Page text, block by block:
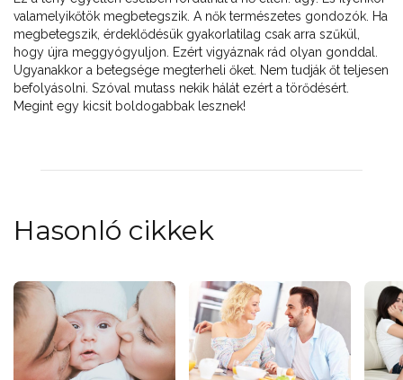
valamelyikőtök megbetegszik. A nők természetes gondozók. Ha
megbetegszik, érdeklődésük gyakorlatilag csak arra szűkül,
hogy újra meggyógyuljon. Ezért vigyáznak rád olyan gonddal.
Ugyanakkor a betegsége megterheli őket. Nem tudják őt teljesen
befolyásolni. Szóval mutass nekik hálát ezért a törődésért.
Megint egy kicsit boldogabbak lesznek!
Hasonló cikkek